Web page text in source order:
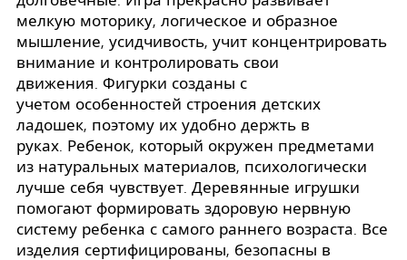
мелкую моторику, логическое и образное
мышление, усидчивость, учит концентрировать
внимание и контролировать свои
движения. Фигурки созданы с
учетом особенностей строения детских
ладошек, поэтому их удобно держть в
руках. Ребенок, который окружен предметами
из натуральных материалов, психологически
лучше себя чувствует. Деревянные игрушки
помогают формировать здоровую нервную
систему ребенка с самого раннего возраста. Все
изделия сертифицированы, безопасны в